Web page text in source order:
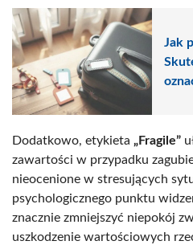
Jak
Dodatkowo, etykieta „Fragile”
zawartości w przypadku
nieocenione w stresujących
psychologicznego punktu
znacznie zmniejszyć niepokój
uszkodzenie wartościowych